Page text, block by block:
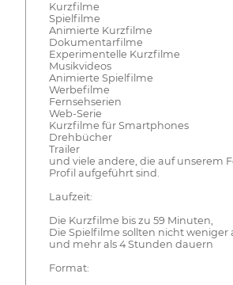
Kurzfilme
Spielfilme
Animierte Kurzfilme
Dokumentarfilme
Experimentelle Kurzfilme
Musikvideos
Animierte Spielfilme
Werbefilme
Fernsehserien
Web-Serie
Kurzfilme für Smartphones
Drehbücher
Trailer
und viele andere, die auf unserem
Profil aufgeführt sind.
Laufzeit:
Die Kurzfilme bis zu 59 Minuten,
Die Spielfilme sollten nicht weniger
und mehr als 4 Stunden dauern
Format: